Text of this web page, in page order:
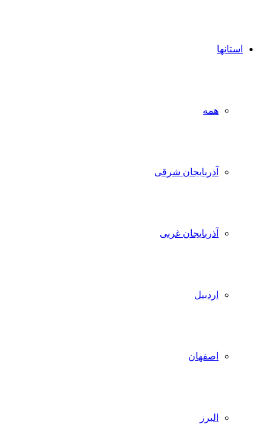
استانها
همه
آذربایجان شرقی
آذربایجان غربی
اردبیل
اصفهان
البرز